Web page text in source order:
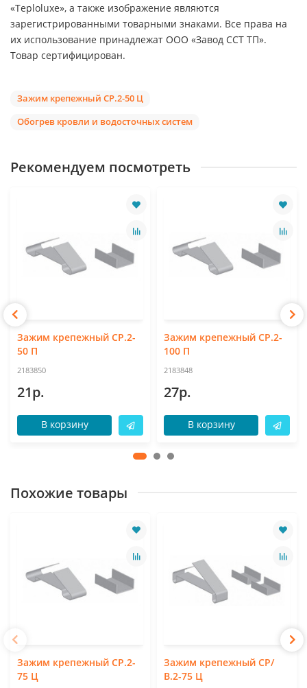
«Teploluxe», а также изображение являются
зарегистрированными товарными знаками. Все права на
их использование принадлежат ООО «Завод ССТ ТП».
Товар сертифицирован.
Зажим крепежный СР.2-50 Ц
Обогрев кровли и водосточных систем
Рекомендуем посмотреть
Зажим крепежный СР.2-
50 П
2183850
21р.
В корзину
Зажим крепежный СР.2-
100 П
2183848
27р.
В корзину
Похожие товары
Зажим крепежный СР.2-
75 Ц
Зажим крепежный СР/
В.2-75 Ц